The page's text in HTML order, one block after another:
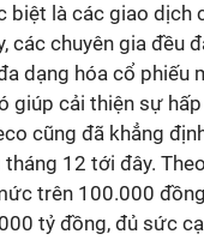
biệt là các giao dịch
chuyên gia đều
dạng hóa cổ phiếu
giúp cải thiện sự
cũng đã khẳng
12 tới đây.
trên 100.000
tỷ đồng, đủ sức